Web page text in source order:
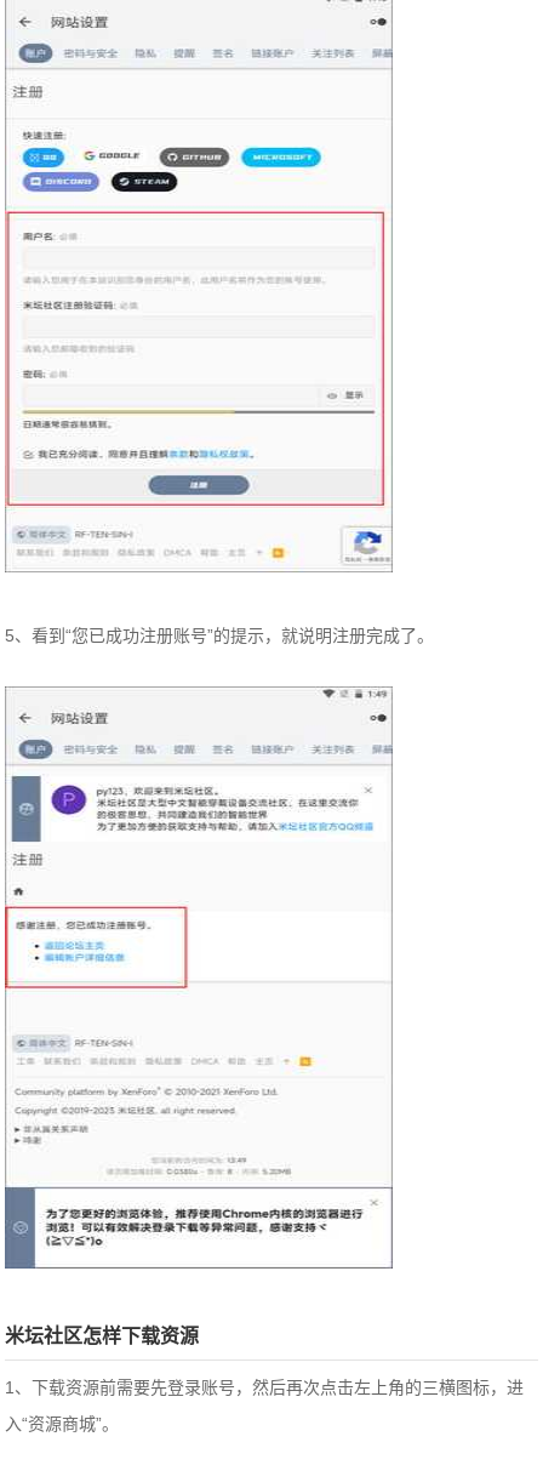
5、看到“您已成功注册账号”的提示，就说明注册完成了。
米坛社区怎样下载资源
1、下载资源前需要先登录账号，然后再次点击左上角的三横图标，进
入“资源商城”。